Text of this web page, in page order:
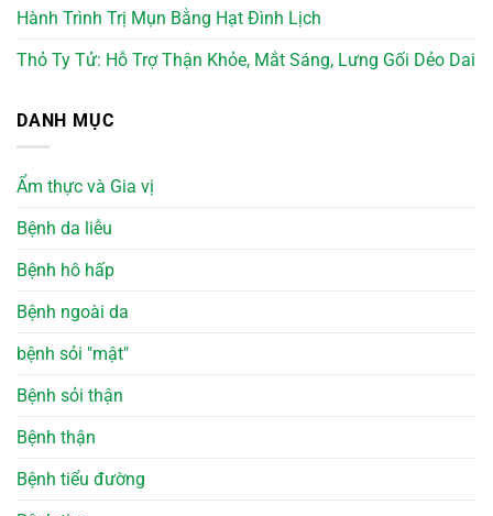
Hành Trình Trị Mụn Bằng Hạt Đình Lịch
Thỏ Ty Tử: Hỗ Trợ Thận Khỏe, Mắt Sáng, Lưng Gối Dẻo Dai
DANH MỤC
Ẩm thực và Gia vị
Bệnh da liễu
Bệnh hô hấp
Bệnh ngoài da
bệnh sỏi "mật"
Bệnh sỏi thận
Bệnh thận
Bệnh tiểu đường